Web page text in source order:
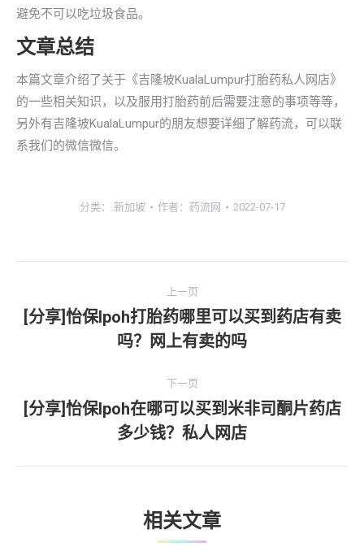
避免不可以吃垃圾食品。
文章总结
本篇文章介绍了关于《吉隆坡KualaLumpur打胎药私人网店》
的一些相关知识，以及服用打胎药前后需要注意的事项等等，
另外有吉隆坡KualaLumpur的朋友想要详细了解药流，可以联
系我们的微信微信。
分类： 新加坡 作者： 药流网 2022-07-17
章
上一页
上
一
[分享]怡保lpoh打胎药哪里可以买到药店有卖
吗？网上有卖的吗
下一页
下
一
文
[分享]怡保lpoh在哪可以买到米非司酮片药店
多少钱？私人网店
相关文章